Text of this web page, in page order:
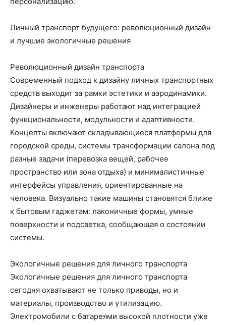
Личный транспорт будущего: революционный дизайн
и лучшие экологичные решения
Революционный дизайн транспорта
Современный подход к дизайну личных транспортных
средств выходит за рамки эстетики и аэродинамики.
Дизайнеры и инженеры работают над интеграцией
функциональности, модульности и адаптивности.
Концепты включают складывающиеся платформы для
городской среды, системы трансформации салона под
разные задачи (перевозка вещей, рабочее
пространство или зона отдыха) и минималистичные
интерфейсы управления, ориентированные на
человека. Визуально такие машины становятся ближе
к бытовым гаджетам: лаконичные формы, умные
поверхности и подсветка, сообщающая о состоянии
системы.
Экологичные решения для личного транспорта
Экологичные решения для личного транспорта
сегодня охватывают не только приводы, но и
материалы, производство и утилизацию.
Электромобили с батареями высокой плотности уже